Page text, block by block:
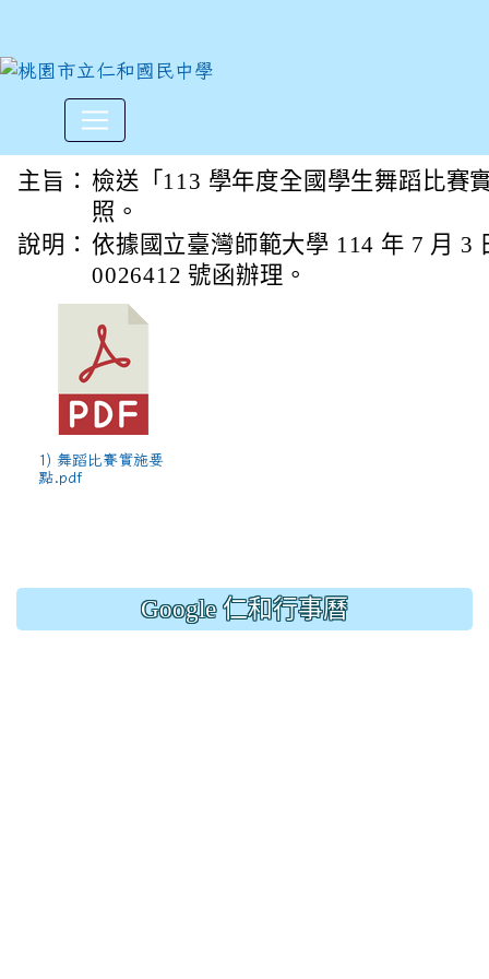
113學年度全國學生舞蹈比賽
主旨： 檢送「113 學年度全國學生舞蹈比賽
照。
說明： 依據國立臺灣師範大學 114 年 7 月 3
0026412 號函辦理。
1) 舞蹈比賽實施要
點.pdf
Google 仁和行事曆